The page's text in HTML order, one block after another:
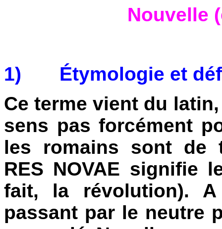
Nouvelle
1)
Étymologie et
Ce terme vient du
sens pas forcément
les romains sont de
RES NOVAE signifie
fait, la révolution).
passant par le neutre